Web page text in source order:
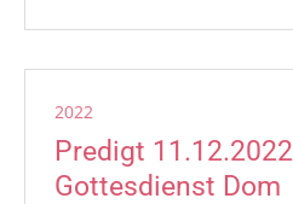
2022
Predigt 11.12.2022
Gottesdienst Dom